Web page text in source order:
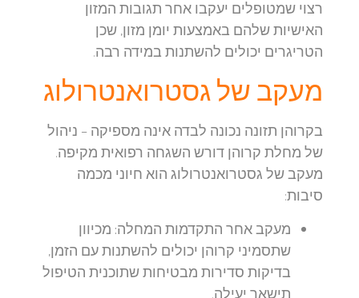
רצוי שמטופלים יעקבו אחר תגובות המזון
האישיות שלהם באמצעות יומן מזון, שכן
הטריגרים יכולים להשתנות במידה רבה.
מעקב של גסטרואנטרולוג
בקרוהן תזונה נכונה לבדה אינה מספיקה – ניהול
של מחלת קרוהן דורש השגחה רפואית מקיפה.
מעקב של גסטרואנטרולוג הוא חיוני מכמה
סיבות:
מעקב אחר התקדמות המחלה:מכיוון
שתסמיני קרוהן יכולים להשתנות עם הזמן,
בדיקות סדירות מבטיחות שתוכנית הטיפול
תישאר יעילה.